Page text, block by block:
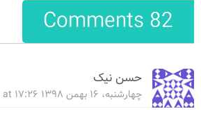
82 Comments
حسن نیک
چهارشنبه، ۱۶ بهمن ۱۳۹۸ at ۱۷:۲۶